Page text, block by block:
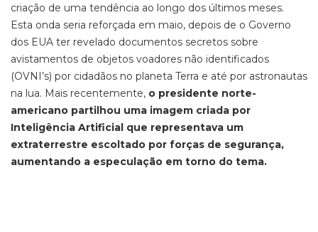
criação de uma tendência ao longo dos últimos meses.
Esta onda seria reforçada em maio, depois de o Governo
dos EUA ter revelado documentos secretos sobre
avistamentos de objetos voadores não identificados
(OVNI’s) por cidadãos no planeta Terra e até por astronautas
na lua. Mais recentemente, o presidente norte-
americano partilhou uma imagem criada por
Inteligência Artificial que representava um
extraterrestre escoltado por forças de segurança,
aumentando a especulação em torno do tema.